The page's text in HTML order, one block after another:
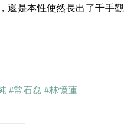
還是本性使然長出了千手觀
#常石磊 #林憶蓮